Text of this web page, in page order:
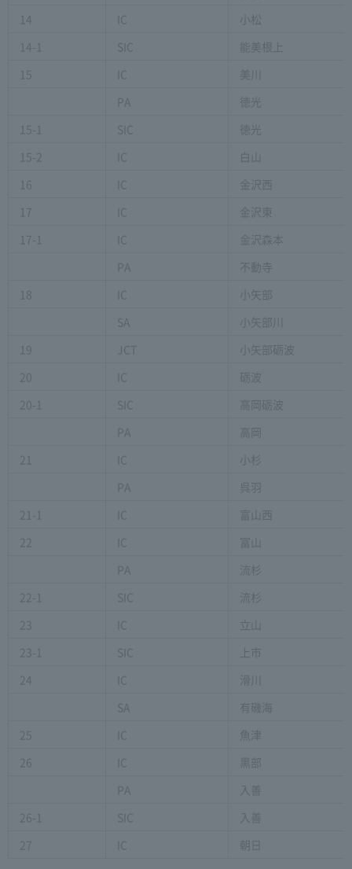
14
IC
小松
14-1
SIC
能美根上
15
IC
美川
PA
徳光
15-1
SIC
徳光
15-2
IC
白山
16
IC
金沢西
17
IC
金沢東
17-1
IC
金沢森本
PA
不動寺
18
IC
小矢部
SA
小矢部川
19
JCT
小矢部砺波
20
IC
砺波
20-1
SIC
高岡砺波
PA
高岡
21
IC
小杉
PA
呉羽
21-1
IC
富山西
22
IC
富山
PA
流杉
22-1
SIC
流杉
23
IC
立山
23-1
SIC
上市
24
IC
滑川
SA
有磯海
25
IC
魚津
26
IC
黒部
PA
入善
26-1
SIC
入善
27
IC 朝日